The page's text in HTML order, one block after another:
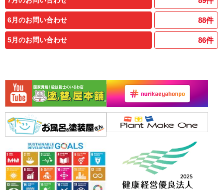
6月のお問い合わせ 88件
5月のお問い合わせ 86件